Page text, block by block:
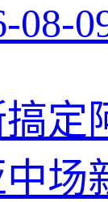
08-
定
场